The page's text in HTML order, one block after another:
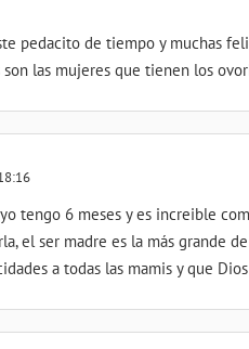
pedacito de tiempo y muchas
son las mujeres que tienen los
tengo 6 meses y es increible
el ser madre es la más grande
a todas las mamis y que